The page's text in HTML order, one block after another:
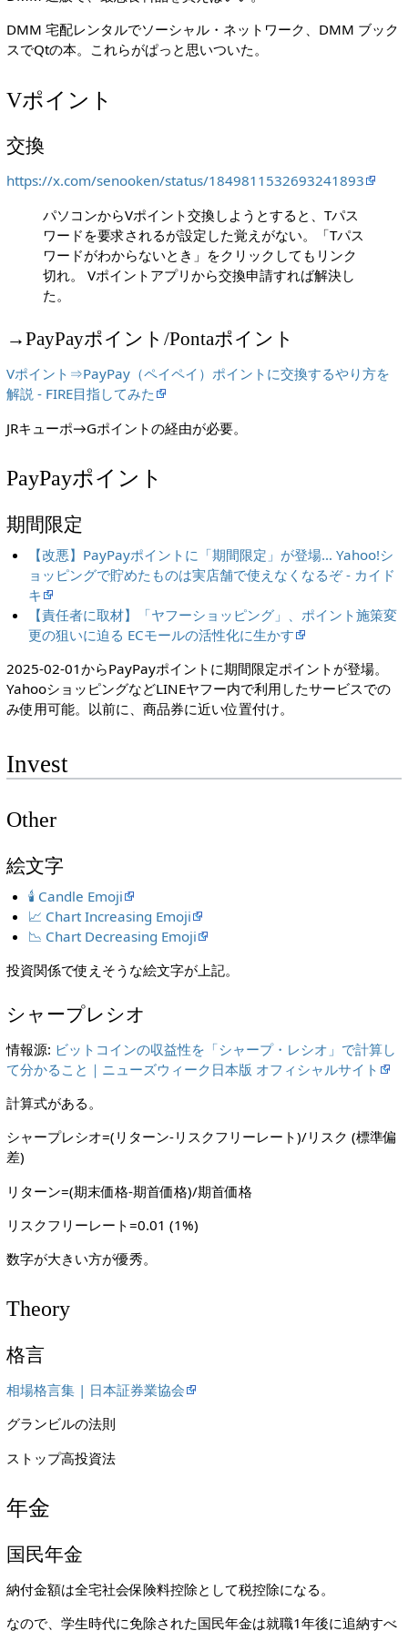
DMM 宅配レンタルでソーシャル・ネットワーク、DMM ブック
スでQtの本。これらがぱっと思いついた。
Vポイント
交換
https://x.com/senooken/status/1849811532693241893
パソコンからVポイント交換しようとすると、Tパス
ワードを要求されるが設定した覚えがない。「Tパス
ワードがわからないとき」をクリックしてもリンク
切れ。 Vポイントアプリから交換申請すれば解決し
た。
→PayPayポイント/Pontaポイント
Vポイント⇒PayPay（ペイペイ）ポイントに交換するやり方を
解説 - FIRE目指してみた
JRキューポ→Gポイントの経由が必要。
PayPayポイント
期間限定
【改悪】PayPayポイントに「期間限定」が登場… Yahoo!シ
ョッピングで貯めたものは実店舗で使えなくなるぞ - カイド
キ
【責任者に取材】「ヤフーショッピング」、ポイント施策変
更の狙いに迫る ECモールの活性化に生かす
2025-02-01からPayPayポイントに期間限定ポイントが登場。
YahooショッピングなどLINEヤフー内で利用したサービスでの
み使用可能。以前に、商品券に近い位置付け。
Invest
Other
絵文字
🕯️ Candle Emoji
📈 Chart Increasing Emoji
📉 Chart Decreasing Emoji
投資関係で使えそうな絵文字が上記。
シャープレシオ
情報源: ビットコインの収益性を「シャープ・レシオ」で計算し
て分かること｜ニューズウィーク日本版 オフィシャルサイト
計算式がある。
シャープレシオ=(リターン-リスクフリーレート)/リスク (標準偏
差)
リターン=(期末価格-期首価格)/期首価格
リスクフリーレート=0.01 (1%)
数字が大きい方が優秀。
Theory
格言
相場格言集 | 日本証券業協会
グランビルの法則
ストップ高投資法
年金
国民年金
納付金額は全宅社会保険料控除として税控除になる。
なので、学生時代に免除された国民年金は就職1年後に追納すべ